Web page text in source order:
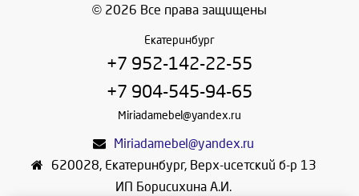
© 2026 Все права защищены
Екатеринбург
+7 952-142-22-55
+7 904-545-94-65
Miriadamebel@yandex.ru
Miriadamebel@yandex.ru
620028, Екатеринбург, Верх-исетский б-р 13
ИП Борисихина А.И.